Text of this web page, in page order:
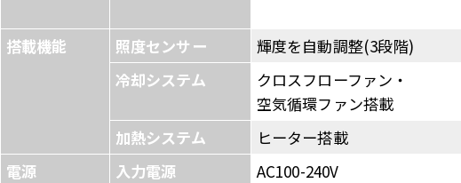
搭載機能
照度センサー 輝度を自動調整(3段階)
冷却システム
クロスフローファン・
空気循環ファン搭載
加熱システム
ヒーター搭載
電源
入力電源 AC100-240V